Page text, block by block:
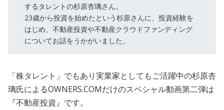
するタレントの杉原杏璃さん。
23歳から投資を始めたという杉原さんに、投資経験を
はじめ、不動産投資や不動産クラウドファンディング
についてお話をうかがいました。
「株タレント」でもあり実業家としてもご活躍中の杉原杏
璃氏によるOWNERS.COMだけのスペシャル動画第二弾は
『不動産投資』です。